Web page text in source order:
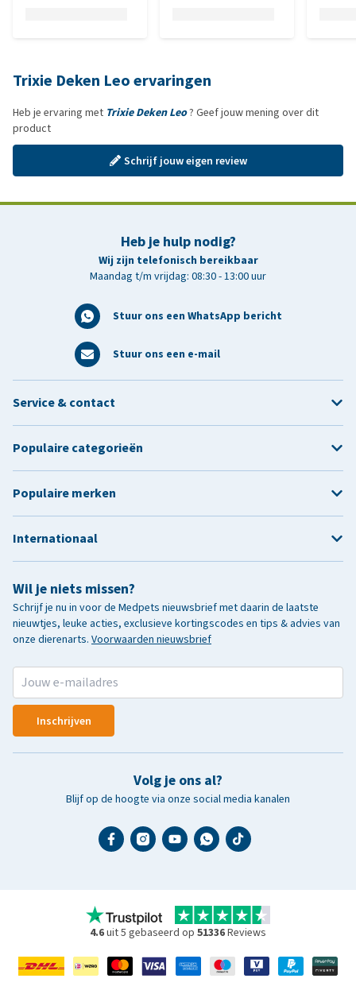
Trixie Deken Leo ervaringen
Heb je ervaring met Trixie Deken Leo? Geef jouw mening over dit
product
Schrijf jouw eigen review
Heb je hulp nodig?
Wij zijn telefonisch bereikbaar
Maandag t/m vrijdag: 08:30 - 13:00 uur
Stuur ons een WhatsApp bericht
Stuur ons een e-mail
Wil je niets missen?
Schrijf je nu in voor de Medpets nieuwsbrief met daarin de laatste
nieuwtjes, leuke acties, exclusieve kortingscodes en tips & advies van
onze dierenarts. Voorwaarden nieuwsbrief
Inschrijven
Volg je ons al?
Blijf op de hoogte via onze social media kanalen
Service & contact
Populaire categorieën
Populaire merken
Internationaal
4.6uit 5 gebaseerd op 51336Reviews